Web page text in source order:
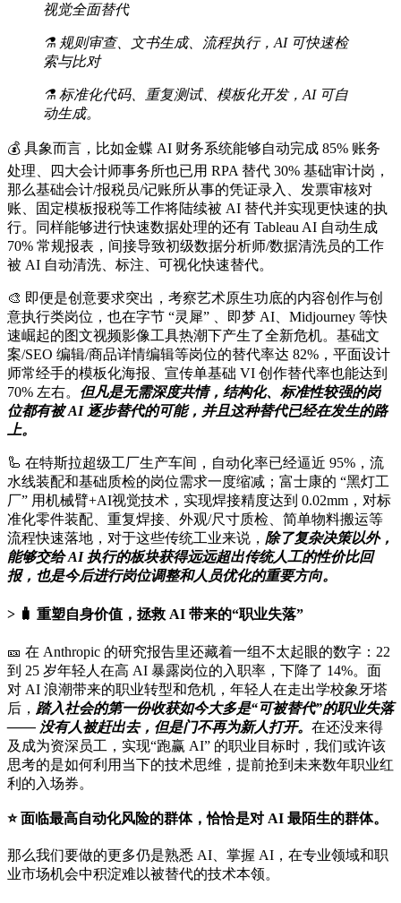
视觉全面替代
⚗️ 规则审查、文书生成、流程执行，AI 可快速检
索与比对
⚗️ 标准化代码、重复测试、模板化开发，AI 可自
动生成。
💰 具象而言，比如金蝶 AI 财务系统能够自动完成 85% 账务
处理、四大会计师事务所也已用 RPA 替代 30% 基础审计岗，
那么基础会计/报税员/记账所从事的凭证录入、发票审核对
账、固定模板报税等工作将陆续被 AI 替代并实现更快速的执
行。同样能够进行快速数据处理的还有 Tableau AI 自动生成
70% 常规报表，间接导致初级数据分析师/数据清洗员的工作
被 AI 自动清洗、标注、可视化快速替代。
🎨 即便是创意要求突出，考察艺术原生功底的内容创作与创
意执行类岗位，也在字节 “灵犀” 、即梦 AI、Midjourney 等快
速崛起的图文视频影像工具热潮下产生了全新危机。基础文
案/SEO 编辑/商品详情编辑等岗位的替代率达 82%，平面设计
师常经手的模板化海报、宣传单基础 VI 创作替代率也能达到
70% 左右。 但凡是无需深度共情，结构化、标准性较强的岗
位都有被 AI 逐步替代的可能，并且这种替代已经在发生的路
上。
🦾 在特斯拉超级工厂生产车间，自动化率已经逼近 95%，流
水线装配和基础质检的岗位需求一度缩减；富士康的 “黑灯工
厂” 用机械臂+AI视觉技术，实现焊接精度达到 0.02mm，对标
准化零件装配、重复焊接、外观/尺寸质检、简单物料搬运等
流程快速落地，对于这些传统工业来说， 除了复杂决策以外，
能够交给 AI 执行的板块获得远远超出传统人工的性价比回
报，也是今后进行岗位调整和人员优化的重要方向。
🧳 重塑自身价值， 拯救 AI 带来的“职业失落”
🎫 在 Anthropic 的研究报告里还藏着一组不太起眼的数字：22
到 25 岁年轻人在高 AI 暴露岗位的入职率，下降了 14%。面
对 AI 浪潮带来的职业转型和危机，年轻人在走出学校象牙塔
后， 踏入社会的第一份收获如今大多是“可被替代”的职业失落
—— 没有人被赶出去，但是门不再为新人打开。 在还没来得
及成为资深员工，实现“跑赢 AI” 的职业目标时，我们或许该
思考的是如何利用当下的技术思维，提前抢到未来数年职业红
利的入场券。
⭐️ 面临最高自动化风险的群体，恰恰是对 AI 最陌生的群体。
那么我们要做的更多仍是熟悉 AI、掌握 AI，在专业领域和职
业市场机会中积淀难以被替代的技术本领。